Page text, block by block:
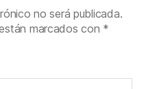
no será publicada.
marcados con *